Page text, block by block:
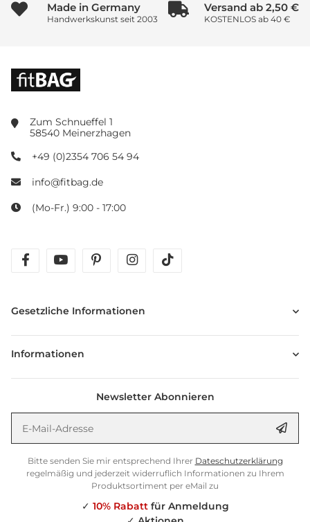
Made in Germany
Handwerkskunst seit 2003
Versand ab 2,50 €
KOSTENLOS ab 40 €
Zum Schnueffel 1
58540 Meinerzhagen
+49 (0)2354 706 54 94
info@fitbag.de
(Mo-Fr.) 9:00 - 17:00
facebookyoutubepinterestinstagram
Gesetzliche Informationen
Informationen
Newsletter Abonnieren
Bitte senden Sie mir entsprechend Ihrer Dateschutzerklärung
regelmäßig und jederzeit widerruflich Informationen zu Ihrem
Produktsortiment per eMail zu
✓ 10% Rabattfür Anmeldung